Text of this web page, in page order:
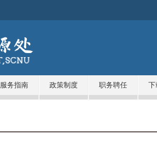
服务指南 政策制度 职务聘任 下